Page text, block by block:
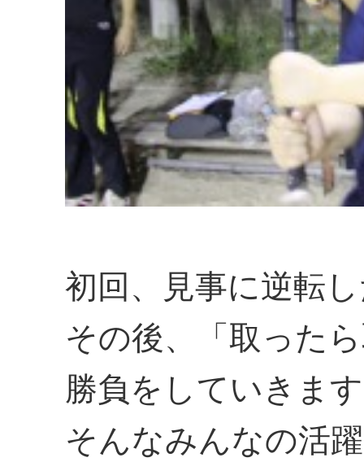
初回、見事に逆転
その後、「取った
勝負をしていきま
そんなみんなの活